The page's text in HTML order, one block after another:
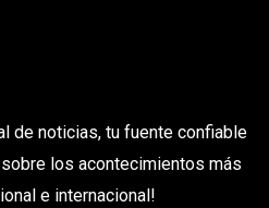
de noticias, tu fuente confiable
los acontecimientos más
e internacional!